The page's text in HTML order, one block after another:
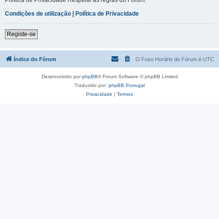
Condições de utilização | Política de Privacidade
Registe-se
Índice do Fórum O Fuso Horário do Fórum é UTC
Desenvolvido porphpBB® Forum Software © phpBB Limited
Traduzido por: phpBB Portugal
Privacidade | Termos